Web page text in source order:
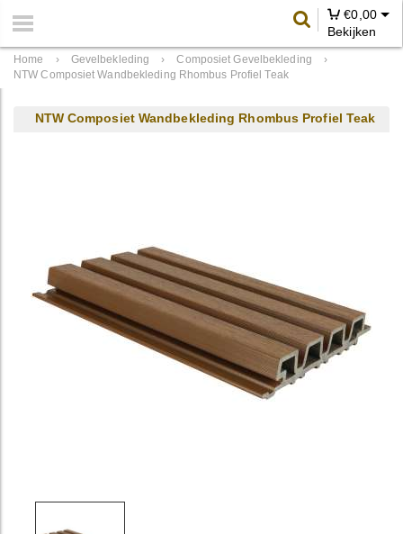
€0,00
Bekijken
Home › Gevelbekleding › Composiet Gevelbekleding
›
NTW Composiet Wandbekleding Rhombus Profiel Teak
NTW Composiet Wandbekleding Rhombus Profiel Teak